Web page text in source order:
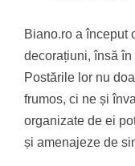
Biano.ro a început
decorațiuni, însă în
Postările lor nu
frumos, ci ne și
organizate de ei
și amenajeze de